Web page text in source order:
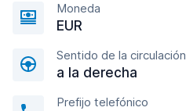
Moneda
EUR
Sentido de la circulación
a la derecha
Prefijo telefónico